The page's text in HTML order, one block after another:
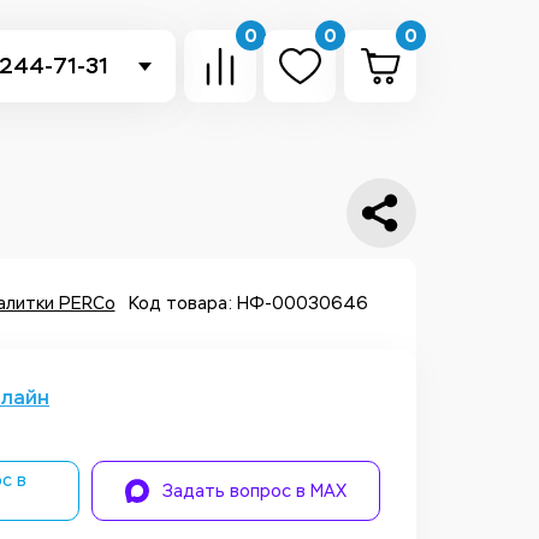
71-31
Telegram
0 0 0
PERCo Код товара: НФ-00030646
в
Задать вопрос в MAX